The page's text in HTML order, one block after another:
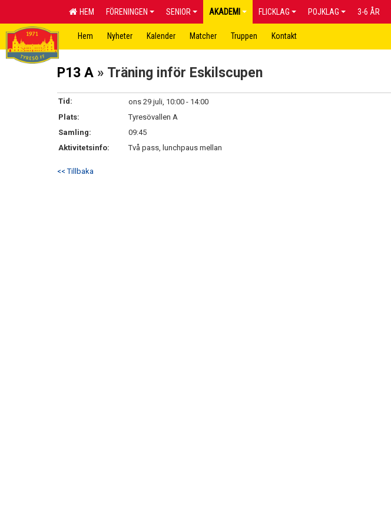
HEM FÖRENINGEN SENIOR AKADEMI FLICKLAG POJKLAG 3-6 ÅR
Hem Nyheter Kalender Matcher Truppen Kontakt
P13 A » Träning inför Eskilscupen
Tid:
ons 29 juli, 10:00 - 14:00
Plats:
Tyresövallen A
Samling:
09:45
Aktivitetsinfo:
Två pass, lunchpaus mellan
<< Tillbaka